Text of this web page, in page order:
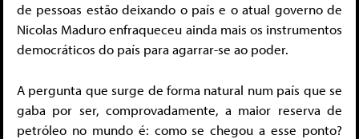
de pessoas estão deixando o país e o atual governo de
Nicolas Maduro enfraqueceu ainda mais os instrumentos
democráticos do país para agarrar-se ao poder.
A pergunta que surge de forma natural num país que se
gaba por ser, comprovadamente, a maior reserva de
petróleo no mundo é: como se chegou a esse ponto?